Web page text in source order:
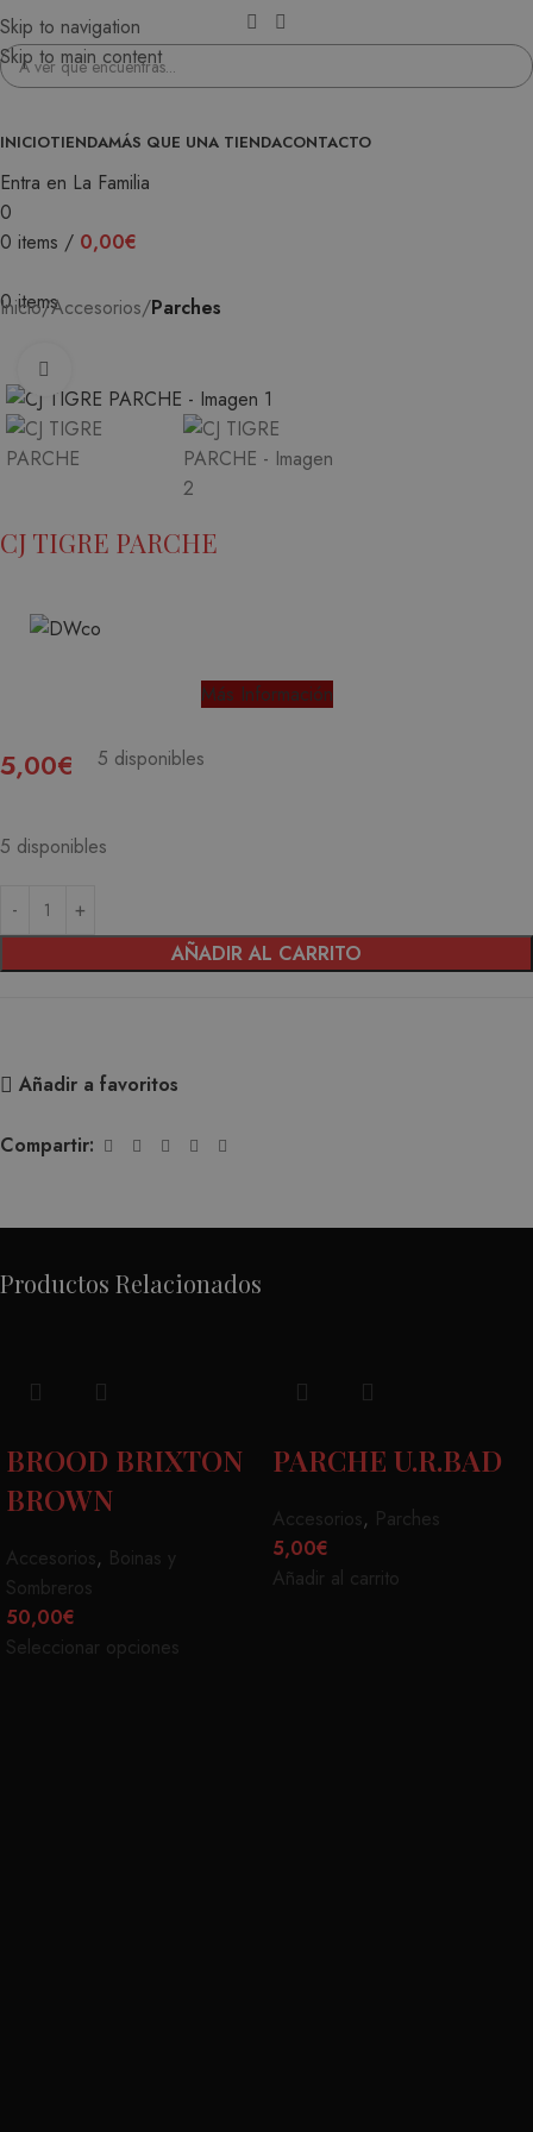
Skip to navigation
Skip to main content
INICIOTIENDAMÁS QUE UNA TIENDACONTACTO
Entra en La Familia
0
0 items / 0,00€
0items
Inicio Accesorios Parches
CJ TIGRE PARCHE
Más Información
5,00€ 5 disponibles
5 disponibles
AÑADIR AL CARRITO
Añadir a favoritos
Compartir:
Productos Relacionados
BROOD BRIXTON
BROWN
Accesorios, Boinas y
Sombreros
50,00€
Seleccionar opciones
PARCHE U.R.BAD
Accesorios, Parches
5,00€
Añadir al carrito